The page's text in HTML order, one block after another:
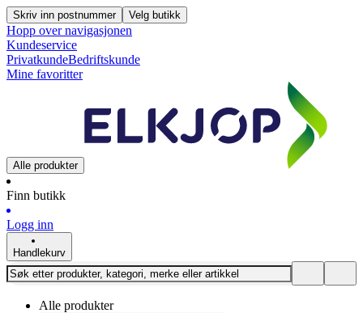
Skriv inn postnummer Velg butikk
Hopp over navigasjonen
Kundeservice
PrivatkundeBedriftskunde
Mine favoritter
Alle produkter
Finn butikk
Logg inn
Handlekurv
Alle produkter